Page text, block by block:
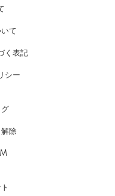
て
く表記
シー
除